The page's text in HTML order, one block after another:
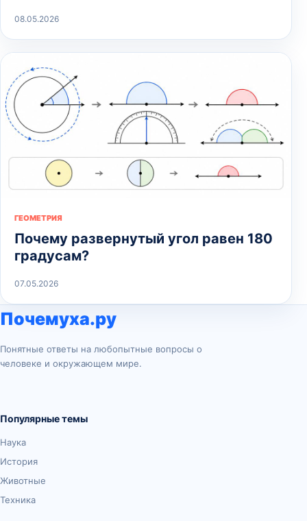
08.05.2026
ГЕОМЕТРИЯ
Почему развернутый угол равен 180
градусам?
07.05.2026
Почемуха.ру
Понятные ответы на любопытные вопросы о
человеке и окружающем мире.
Популярные темы
Наука
История
Животные
Техника